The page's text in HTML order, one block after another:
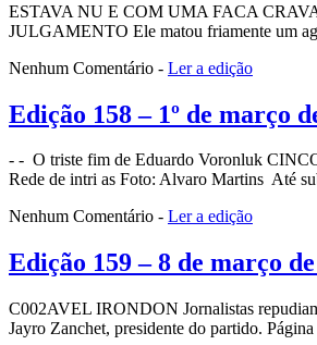
ESTAVA NU E COM UMA FACA
JULGAMENTO Ele matou friamente um
Nenhum Comentário - Ler a edição
Edição 158 – 1º de março
- - O triste fim de Eduardo Voronluk
Rede de intri as Foto: Alvaro Martins Até
Nenhum Comentário - Ler a edição
Edição 159 – 8 de março
C002AVEL IRONDON Jornalistas
Jayro Zanchet, presidente do partido.